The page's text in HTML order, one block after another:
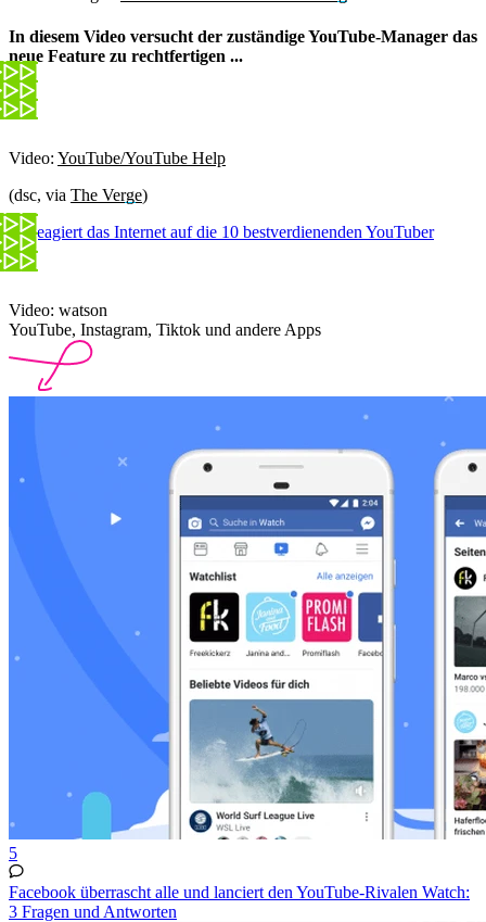
In diesem Video versucht der zuständige YouTube-Manager das
neue Feature zu rechtfertigen ...
Video: YouTube/YouTube Help
(dsc, via The Verge)
So reagiert das Internet auf die 10 bestverdienenden YouTuber
Video: watson
YouTube, Instagram, Tiktok und andere Apps
5
Facebook überrascht alle und lanciert den YouTube-Rivalen Watch:
3 Fragen und Antworten